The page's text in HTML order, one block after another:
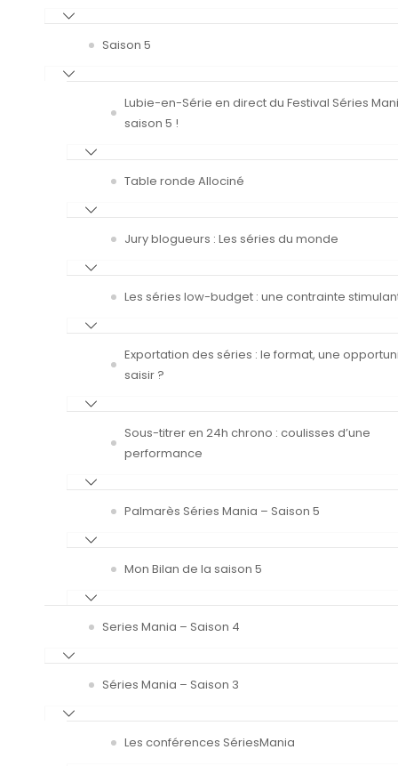
Saison 5
Lubie-en-Série en direct du Festival Séries
saison 5 !
Table ronde Allociné
Jury blogueurs : Les séries du monde
Les séries low-budget : une contrainte
Exportation des séries : le format, une
saisir ?
Sous-titrer en 24h chrono : coulisses d’une
performance
Palmarès Séries Mania – Saison 5
Mon Bilan de la saison 5
Series Mania – Saison 4
Séries Mania – Saison 3
Les conférences SériesMania